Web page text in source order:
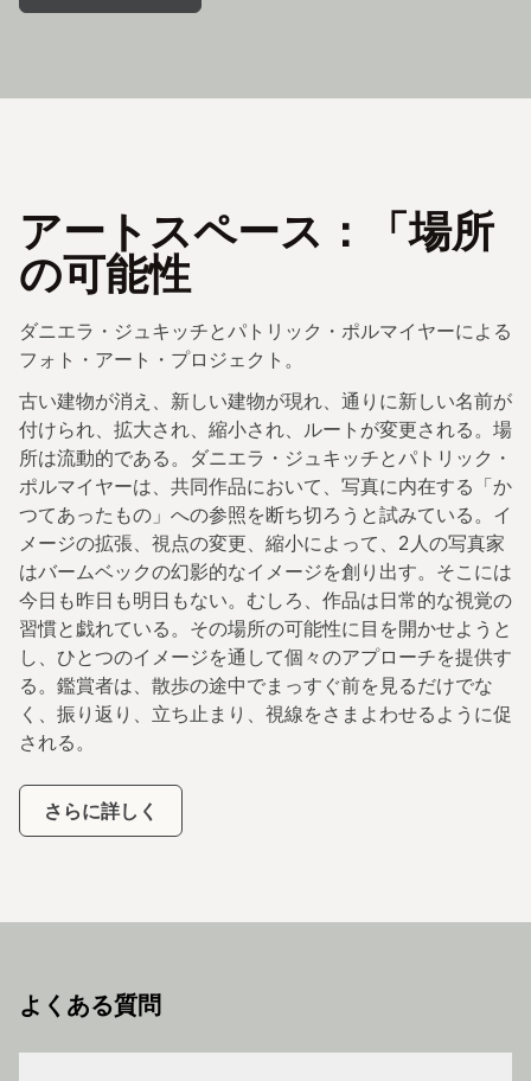
アートスペース：「場所
の可能性
ダニエラ・ジュキッチとパトリック・ポルマイヤーによる
フォト・アート・プロジェクト。
古い建物が消え、新しい建物が現れ、通りに新しい名前が
付けられ、拡大され、縮小され、ルートが変更される。場
所は流動的である。ダニエラ・ジュキッチとパトリック・
ポルマイヤーは、共同作品において、写真に内在する「か
つてあったもの」への参照を断ち切ろうと試みている。イ
メージの拡張、視点の変更、縮小によって、2人の写真家
はバームベックの幻影的なイメージを創り出す。そこには
今日も昨日も明日もない。むしろ、作品は日常的な視覚の
習慣と戯れている。その場所の可能性に目を開かせようと
し、ひとつのイメージを通して個々のアプローチを提供す
る。鑑賞者は、散歩の途中でまっすぐ前を見るだけでな
く、振り返り、立ち止まり、視線をさまよわせるように促
される。
さらに詳しく
よくある質問